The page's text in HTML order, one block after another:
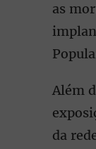
as
Além
da